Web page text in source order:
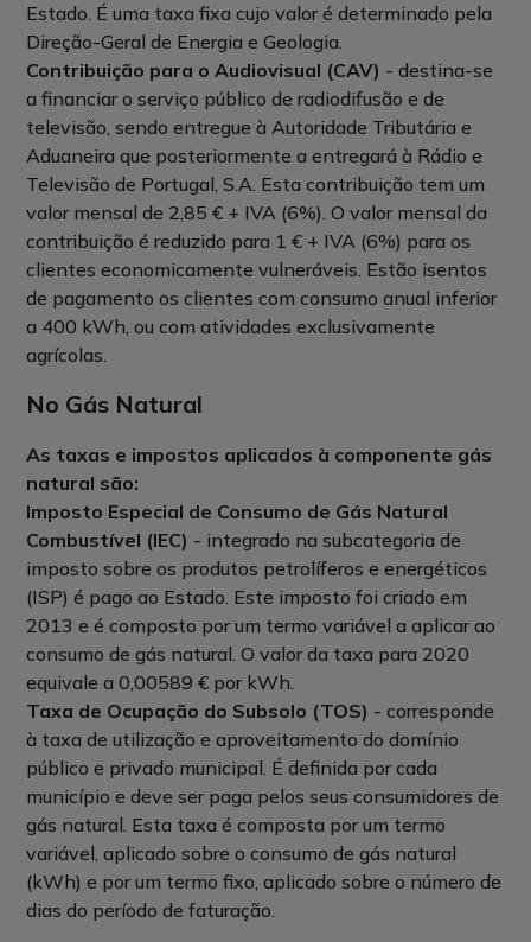
Estado. É uma taxa fixa cujo valor é determinado pela
Direção-Geral de Energia e Geologia.
Contribuição para o Audiovisual (CAV) - destina-se
a financiar o serviço público de radiodifusão e de
televisão, sendo entregue à Autoridade Tributária e
Aduaneira que posteriormente a entregará à Rádio e
Televisão de Portugal, S.A. Esta contribuição tem um
valor mensal de 2,85 € + IVA (6%). O valor mensal da
contribuição é reduzido para 1 € + IVA (6%) para os
clientes economicamente vulneráveis. Estão isentos
de pagamento os clientes com consumo anual inferior
a 400 kWh, ou com atividades exclusivamente
agrícolas.
No Gás Natural
As taxas e impostos aplicados à componente gás
natural são:
Imposto Especial de Consumo de Gás Natural
Combustível (IEC) - integrado na subcategoria de
imposto sobre os produtos petrolíferos e energéticos
(ISP) é pago ao Estado. Este imposto foi criado em
2013 e é composto por um termo variável a aplicar ao
consumo de gás natural. O valor da taxa para 2020
equivale a 0,00589 € por kWh.
Taxa de Ocupação do Subsolo (TOS) - corresponde
à taxa de utilização e aproveitamento do domínio
público e privado municipal. É definida por cada
município e deve ser paga pelos seus consumidores de
gás natural. Esta taxa é composta por um termo
variável, aplicado sobre o consumo de gás natural
(kWh) e por um termo fixo, aplicado sobre o número de
dias do período de faturação.